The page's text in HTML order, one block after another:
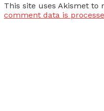
This site uses Akismet to
comment data is